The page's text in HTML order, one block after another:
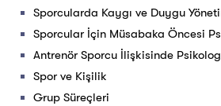
Sporcularda Kaygı ve Duygu
Sporcular İçin Müsabaka Öncesi
Antrenör Sporcu İlişkisinde
Spor ve Kişilik
Grup Süreçleri